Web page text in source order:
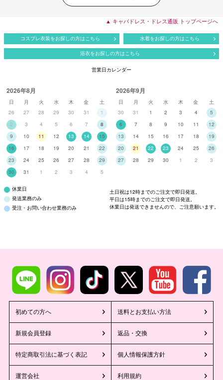
▲ キャバドレス・ドレス通販 トップページへ
コスプレ衣装をお探しの方はこちら 水着をお探しの方はこちら
浴衣をお探しの方はこちら
営業日カレンダー
2026年8月
日 月 火 水 木 金
土
26
27 28 29 30 31
1
2
3 4 5 6 7
8
9
10 11 12 13 14
15
16
17 18 19 20 21
22
23
24 25 26 27 28
29
30
31 1 2 3 4 5
2026年9月
日 月 火 水 木 金
土
30
31 1 2 3 4
5
6
7 8 9 10 11
12
13
14 15 16 17 18
19
20
21 22 23 24 25
26
27
28 29 30 1 2 3
休業日
発送業務のみ
受注・お問い合わせ業務のみ
土日祝は12時までのご注文で即日発送。
平日は15時までのご注文で即日発送。
休業日は発送できませんので、ご注意願います。
初めての方へ 送料とお支払い方法
新規会員登録 返品・交換
特定商取引法に基づく表記 個人情報保護方針
運営会社 利用規約